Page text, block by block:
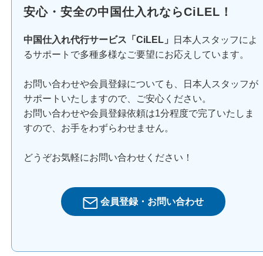
安心・安全の中国仕入れならCiLEL！
中国仕入れ代行サービス「CiLEL」
日本人スタッフによ
るサポートで多種多様なご要望にお応えしています。
お問い合わせや会員登録についても、日本人スタッフが
サポートいたしますので、ご安心ください。
お問い合わせや会員登録依頼は1分程度で完了いたしま
すので、お手をわずらわせません。
どうぞお気軽にお問い合わせください！
会員登録・お問い合わせ